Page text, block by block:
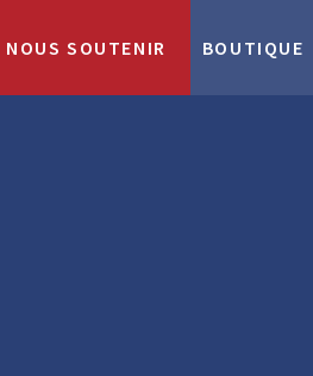
NOUS SOUTENIR BOUTIQUE